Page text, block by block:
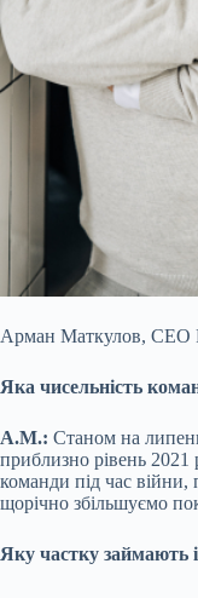
Арман Маткулов, CEO
Яка чисельність
А.М.: Станом на
приблизно рівень 2021
команди під час війни,
щорічно збільшуємо
Яку частку займають